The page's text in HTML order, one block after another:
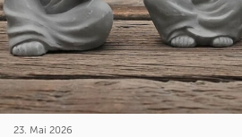
23. Mai 2026